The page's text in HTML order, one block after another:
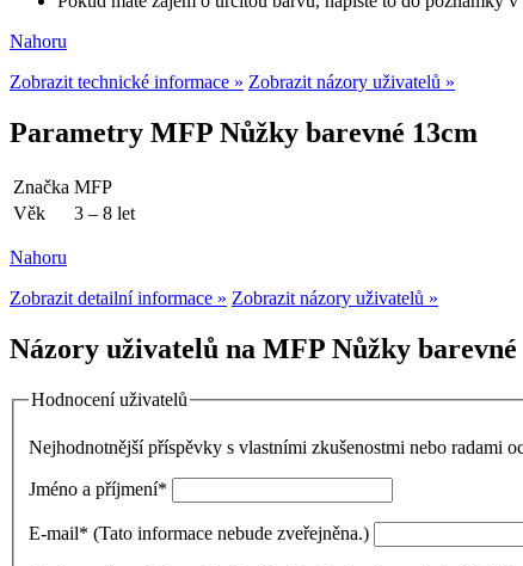
Nahoru
Zobrazit technické informace » Zobrazit názory uživatelů »
Parametry MFP Nůžky barevné 13cm
Značka MFP
Věk
3 – 8 let
Nahoru
Zobrazit detailní informace » Zobrazit názory uživatelů »
Názory uživatelů na MFP Nůžky barevné
Hodnocení uživatelů
Nejhodnotnější příspěvky s vlastními zkušenostmi nebo radami
Jméno a příjmení*
E-mail* (Tato informace nebude zveřejněna.)